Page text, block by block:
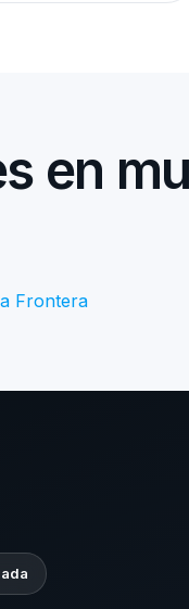
en
Frontera